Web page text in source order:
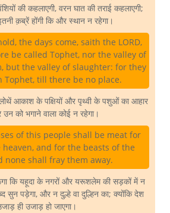
की कहलाएगी, वरन घात की तराई कहलाएगी;
क़ब्रें होंगी कि और स्थान न रहेगा।
the days come, saith the LORD,
be called Tophet, nor the valley of
but the valley of slaughter: for they
Tophet, till there be no place.
आकाश के पक्षियों और पृथ्वी के पशुओं का आहार
उन को भगाने वाला कोई न रहेगा।
of this people shall be meat for
and for the beasts of the
none shall fray them away.
कि यहूदा के नगरों और यरूशलेम की सड़कों में न
सुन पड़ेगा, और न दुल्हे वा दुल्हिन का; क्योंकि देश
ही उजाड़ हो जाएगा।